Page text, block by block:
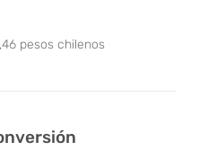
pesos chilenos